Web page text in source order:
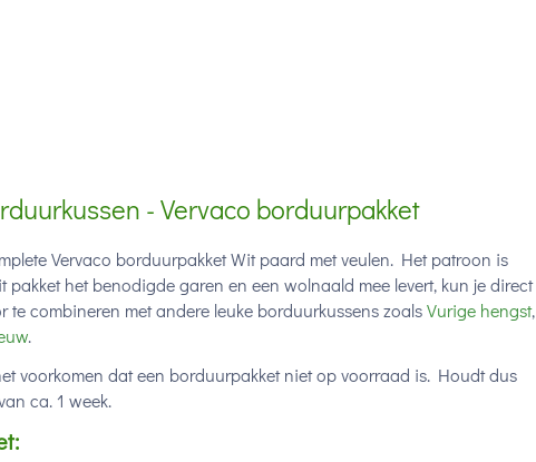
- Vervaco borduurpakket
Vervaco borduurpakket Wit paard met veulen. Het patroon is
het benodigde garen en een wolnaald mee levert, kun je direct
combineren met andere leuke borduurkussens zoalsVurige hengst,
.
voorkomen dat een borduurpakket niet op voorraad is. Houdt dus
ca. 1 week.